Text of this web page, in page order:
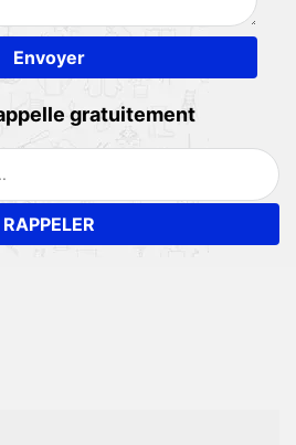
gratuitement